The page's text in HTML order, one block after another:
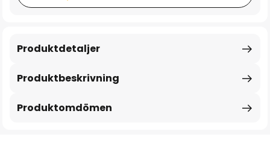
Produktbeskrivning
Produktdetaljer
Produktomdömen